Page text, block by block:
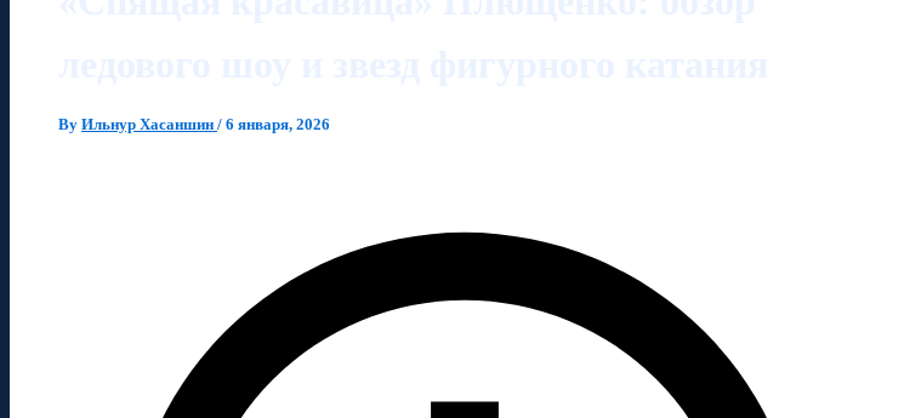
By Ильнур Хасаншин / 6 января, 2026